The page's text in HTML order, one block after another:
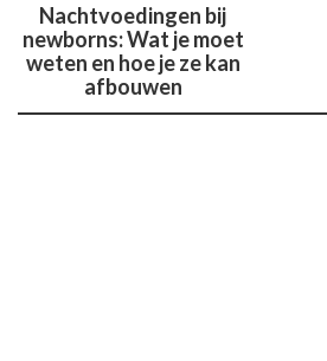
Nachtvoedingen bij
newborns: Wat je moet
weten en hoe je ze kan
afbouwen